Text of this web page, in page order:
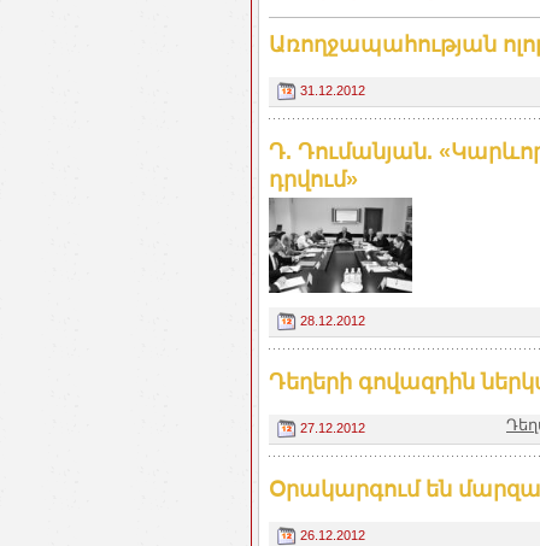
Առողջապահության
31.12.2012
Դ. Դումանյան.
դրվում»
28.12.2012
Դեղերի գովազդին
27.12.2012
Օրակարգում են
26.12.2012